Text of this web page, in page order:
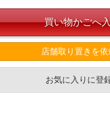
店舗取り置きを
お気に入りに登